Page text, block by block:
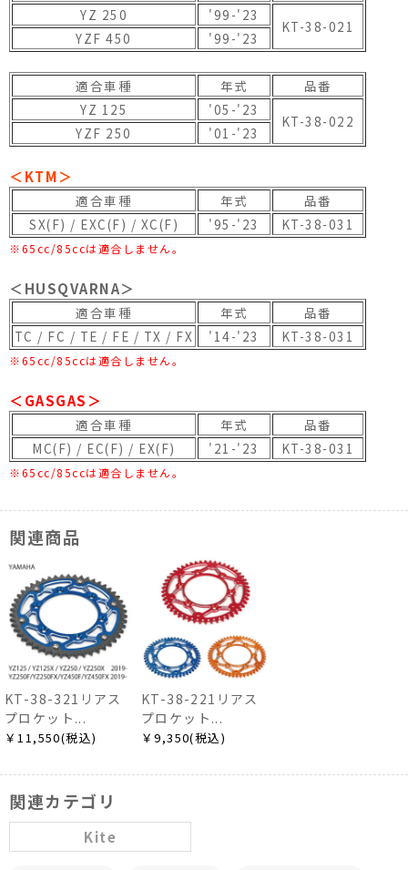
YZ 250
'99-'23
KT-38-021
YZF 450 '99-'23
適合車種 年式
品番
YZ 125
'05-'23
KT-38-022
YZF 250 '01-'23
＜KTM＞
適合車種 年式
品番
SX(F) / EXC(F) / XC(F)
'95-'23 KT-38-031
※65cc/85ccは適合しません。
＜HUSQVARNA＞
適合車種 年式
品番
TC / FC / TE / FE / TX / FX
'14-'23 KT-38-031
※65cc/85ccは適合しません。
＜GASGAS＞
適合車種 年式
品番
MC(F) / EC(F) / EX(F)
'21-'23 KT-38-031
※65cc/85ccは適合しません。
関連商品
KT-38-321リアス
プロケット...
￥11,550(税込)
KT-38-221リアス
プロケット...
￥9,350(税込)
関連カテゴリ
Kite